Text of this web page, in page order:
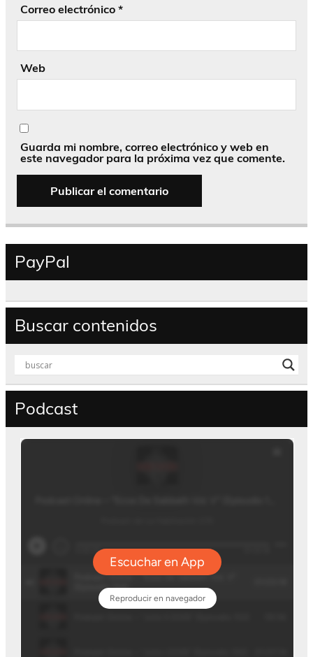
Correo electrónico *
Web
Guarda mi nombre, correo electrónico y web en
este navegador para la próxima vez que comente.
PayPal
Buscar contenidos
Podcast